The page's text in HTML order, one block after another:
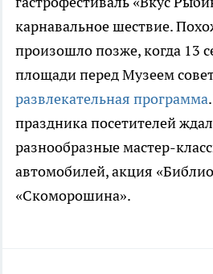
карнавальное шествие.
произошло позже, когда 13
площади перед Музеем
развлекательная программа
праздника посетителей
разнообразные мастер-
автомобилей, акция
«Скоморошина».